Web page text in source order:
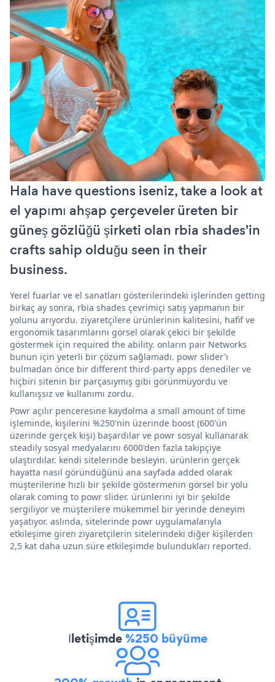
Hala have questions iseniz, take a look at
el yapımı ahşap çerçeveler üreten bir
güneş gözlüğü şirketi olan rbia shades'in
crafts sahip olduğu seen in their
business.
Yerel fuarlar ve el sanatları gösterilerindeki işlerinden getting
birkaç ay sonra, rbia shades çevrimiçi satış yapmanın bir
yolunu arıyordu. ziyaretçilere ürünlerinin kalitesini, hafif ve
ergonomik tasarımlarını görsel olarak çekici bir şekilde
göstermek için required the ability. onların pair Networks
bunun için yeterli bir çözüm sağlamadı. powr slider'ı
bulmadan önce bir different third-party apps denediler ve
hiçbiri sitenin bir parçasıymış gibi görünmüyordu ve
kullanışsız ve kullanımı zordu.
Powr açılır penceresine kaydolma a small amount of time
işleminde, kişilerini %250'nin üzerinde boost (600'ün
üzerinde gerçek kişi) başardılar ve powr sosyal kullanarak
steadily sosyal medyalarını 6000'den fazla takipçiye
ulaştırdılar. kendi sitelerinde besleyin. ürünlerin gerçek
hayatta nasıl göründüğünü ana sayfada added olarak
müşterilerine hızlı bir şekilde göstermenin görsel bir yolu
olarak coming to powr slider. ürünlerini iyi bir şekilde
sergiliyor ve müşterilere mükemmel bir yerinde deneyim
yaşatıyor. aslında, sitelerinde powr uygulamalarıyla
etkileşime giren ziyaretçilerin sitelerindeki diğer kişilerden
2,5 kat daha uzun süre etkileşimde bulundukları reported.
İletişimde%250 büyüme